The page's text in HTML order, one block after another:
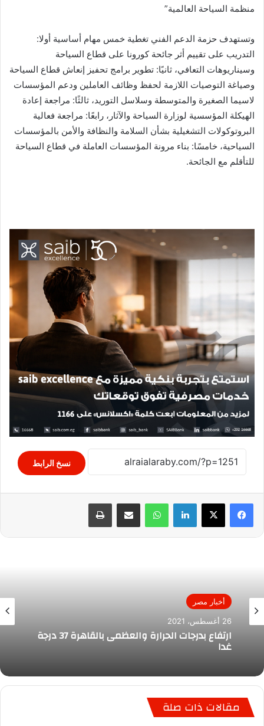
منظمة السياحة العالمية”
وتستهدف حزمة الدعم الفني تغطية خمس مهام أساسية أولا:
التدريب على تقييم أثر جائحة كورونا على قطاع السياحة
وسيناريوهات التعافي، ثانيًا: تطوير برامج تحفيز إنعاش قطاع السياحة
وصياغة التوصيات اللازمة لحفظ وظائف العاملين ودعم المؤسسات
لاسيما الصغيرة والمتوسطة وسلاسل التوريد، ثالثًا: مراجعة إعادة
الهيكلة المؤسسية لوزارة السياحة والآثار، رابعًا: مراجعة فعالية
البروتوكولات التشغيلية بشأن السلامة والنظافة والأمن بالمؤسسات
السياحية، خامسًا: بناء مرونة المؤسسات العاملة في قطاع السياحة
للتأقلم مع الجائحة.
نسخ الرابط
لينكدإن واتساب مشاركة عبر البريد طباعة
أخبار مصر
26 أغسطس، 2021
ارتفاع بدرجات الحرارة والعظمى بالقاهرة 37 درجة
غدا
مقالات ذات صلة